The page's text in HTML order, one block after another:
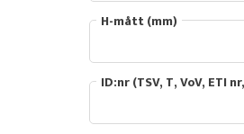
H-mått (mm)
ID:nr (TSV, T, VoV, ETI